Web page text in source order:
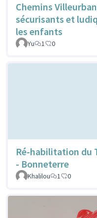
Chemins
sécurisants et
les enfants
Yu 1 0
Ré-habilitation du
- Bonneterre
Khalilou
1 0